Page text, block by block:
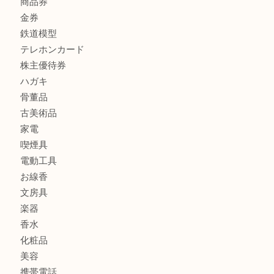
財布
バッグ
ブランド
時計
カメラ
食器
金貨
記念メダル
古銭
切手
商品券
金券
鉄道模型
テレホンカード
株主優待券